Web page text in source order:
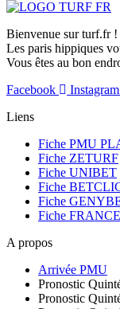
Bienvenue sur turf.fr !
Les paris hippiques
Vous êtes au bon
Facebook
Instagram
Liens
Fiche PMU
Fiche ZETURF
Fiche UNIBET
Fiche
Fiche
Fiche
A propos
Arrivée PMU
Pronostic
Pronostic